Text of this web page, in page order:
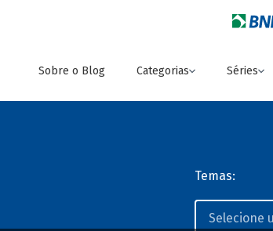
Sobre o Blog Categorias Séries
Temas: